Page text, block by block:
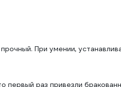
При умении,
первый раз привезли